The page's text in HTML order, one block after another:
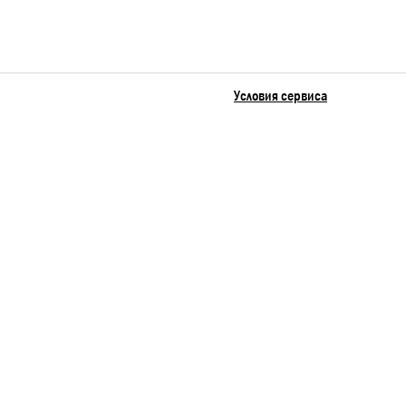
Условия сервиса